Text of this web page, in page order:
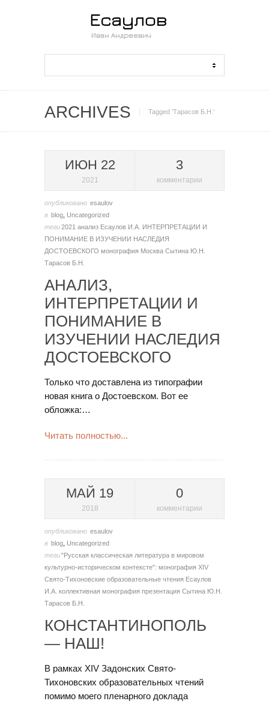
ARCHIVES Tagged ‘Тарасов Б.Н.‘
ИЮН 22
2021
3
комментарии
опубликовано esaulov
в blog Uncategorized
теги2021 анализ Есаулов И.А. ИНТЕРПРЕТАЦИИ И
ПОНИМАНИЕ В ИЗУЧЕНИИ НАСЛЕДИЯ
ДОСТОЕВСКОГО монография Москва Сытина Ю.Н.
Тарасов Б.Н.
АНАЛИЗ,
ИНТЕРПРЕТАЦИИ И
ПОНИМАНИЕ В
ИЗУЧЕНИИ НАСЛЕДИЯ
ДОСТОЕВСКОГО
Только что доставлена из типографии
новая книга о Достоевском. Вот ее
обложка:…
Читать полностью...
МАЙ 19
2018
0
комментарии
опубликовано esaulov
в blog Uncategorized
теги"Русская классическая литература в мировом
культурно-историческом контексте": монография XIV
Свято-Тихоновские образовательные чтения Есаулов
И.А. коллективная монография презентация Сытина Ю.Н.
Тарасов Б.Н.
КОНСТАНТИНОПОЛЬ
— НАШ!
В рамках XIV Задонских Свято-
Тихоновских образовательных чтений
помимо моего пленарного доклада